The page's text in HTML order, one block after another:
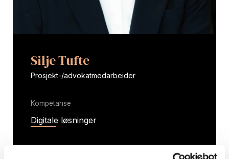
Silje Tufte
Prosjekt-/advokatmedarbeider
Kompetanse
Digitale løsninger